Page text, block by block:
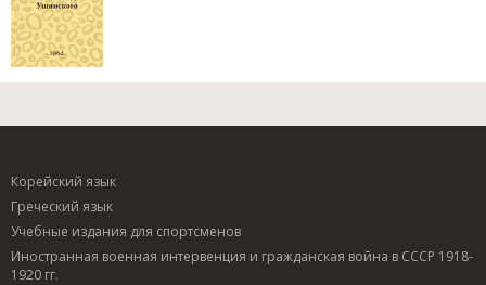
Корейский язык
Греческий язык
Учебные издания для спортсменов
Иностранная военная интервенция и гражданская война в СССР 1918-
1920 гг.